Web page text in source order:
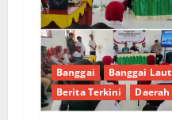
Banggai
Banggai Laut
Berita Terkini
Daerah